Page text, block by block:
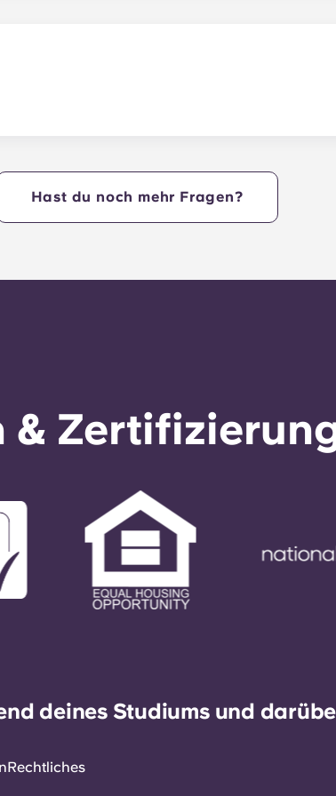
Hast du noch mehr Fragen?
&
deines Studiums und
Rechtliches